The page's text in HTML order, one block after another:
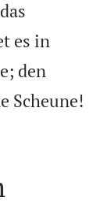
es in
den
Scheune!